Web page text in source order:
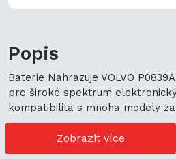
Popis
Baterie Nahrazuje VOLVO
pro široké spektrum
kompatibilita s mnoha modely
cenově výhodné možnosti
navíc podporuje ekologickou
flexibilitu.
Zobrazit více